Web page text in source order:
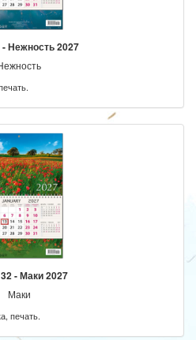
- Нежность 2027
- Маки 2027
Маки
печать.